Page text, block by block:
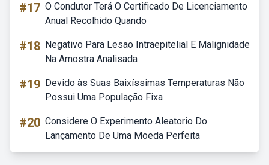
#17 O Condutor Terá O Certificado De Licenciamento
Anual Recolhido Quando
#18 Negativo Para Lesao Intraepitelial E Malignidade
Na Amostra Analisada
#19 Devido às Suas Baixíssimas Temperaturas Não
Possui Uma População Fixa
#20 Considere O Experimento Aleatorio Do
Lançamento De Uma Moeda Perfeita